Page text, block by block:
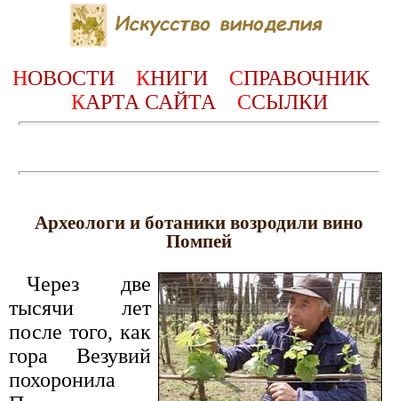
НОВОСТИ КНИГИ СПРАВОЧНИК
КАРТА САЙТА ССЫЛКИ
Археологи и ботаники возродили вино
Помпей
Через две
тысячи лет
после того, как
гора Везувий
похоронила